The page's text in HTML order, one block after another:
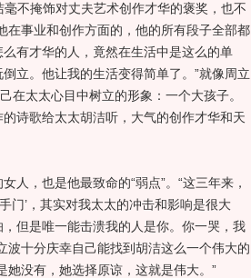
不掩饰对丈夫艺术创作才华的褒奖，也不
在事业和创作方面的，他的所有段子全部都
有才华的人，竟然在生活中是这么的单
立。他让我的生活变得简单了。”就像周立
在太太心目中树立的形象：一个大孩子。
诗歌给太太胡洁听，大气的创作才华和天
，也是他最致命的“弱点”。“这三年来，
门’，其实对我太太的冲击和影响是很大
但是唯一能击溃我的人是你。你一哭，我
波十分庆幸自己能找到胡洁这么一个伟大的
她没有，她选择原谅，这就是伟大。”